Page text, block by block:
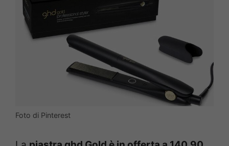
Foto di Pinterest